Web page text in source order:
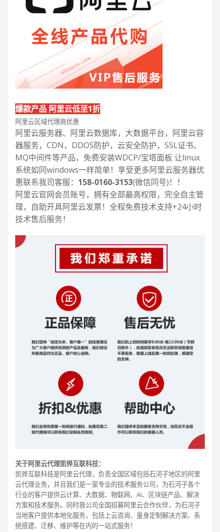
爆款产品 阿里云低至1折
阿里云区域代理商优惠
阿里云服务器、阿里云数据库，大数据平台，阿里云容
器服务，CDN，DDOS防护，云安全防护，SSL证书、
MQ中间件等产品，免费安装WDCP/宝塔面板 让linux
系统如同windows一样简单！享受更多阿里云服务器优
惠联系我司客服： 158-0160-3153(微信同号)！！
阿里云官网会员账号，拥有全部最高权限，完全自主管
理，自助开具阿里云发票！全程免费技术支持+24小时
技术售后服务！
关于阿里云代理凯铧互联科技：
凯铧互联科技是阿里云代理，负责全国区域包括石河子地区的阿里
云代理业务，并且我们是一家专业的技术服务公司，为石河子各个
行业的客户提供云计算、大数据、物联网、AI、区块链产品、解决
方案和技术服务。同时我公司全国招募阿里云合作伙伴，为石河子
当地客户提供本地化服务，包括上云咨询、量身定制解决方案、系
统搭建、迁移、维护等在内的一站式服务！